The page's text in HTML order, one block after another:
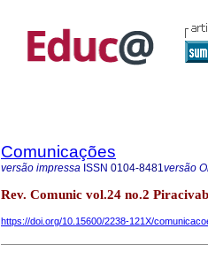
Comunicações
versão impressa ISSN 0104-8481versão
Rev. Comunic vol.24 no.2
https://doi.org/10.15600/2238-121X/